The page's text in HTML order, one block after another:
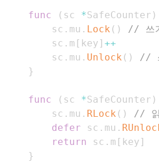
func ( sc *SafeCounter )
    sc
. mu . Lock ( )
// 쓰
    sc
. m [ key ] ++
    sc
. mu . Unlock ( )
//
}
func ( sc *SafeCounter )
    sc
. mu . RLock ( )
// 읽
defer sc . mu .
return
sc . m [ key ]
}